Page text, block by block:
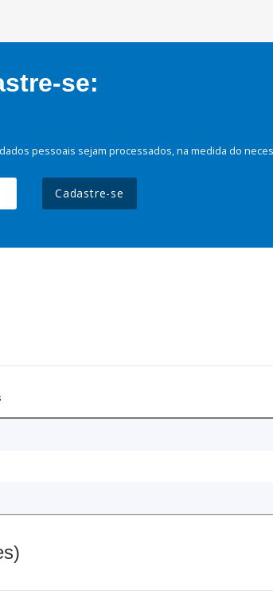
se:
pessoais sejam processados, na medida do
Cadastre-se